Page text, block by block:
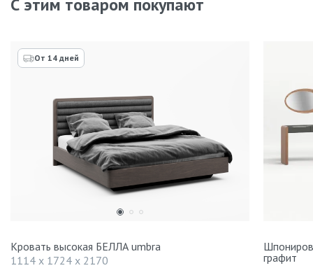
С этим товаром покупают
От 14 дней
Кровать высокая БЕЛЛА umbra
1114 x 1724 x 2170
графит